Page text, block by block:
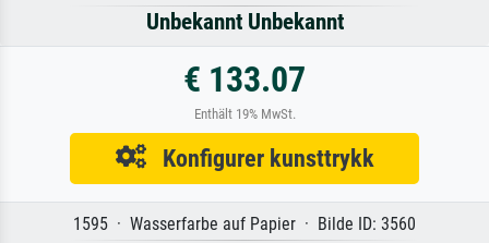
Unbekannt Unbekannt
€ 133.07
Enthält 19% MwSt.
Konfigurer kunsttrykk
1595 · Wasserfarbe auf Papier · Bilde ID: 3560